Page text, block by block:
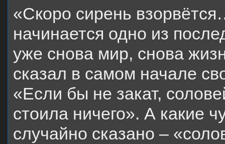
«Скоро сирень
начинается одно из
уже снова мир, снова
сказал в самом начале
«Если бы не закат,
стоила ничего». А какие
случайно сказано –